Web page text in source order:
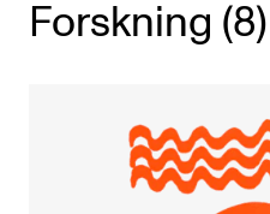
Utveksling
Forskning (8)